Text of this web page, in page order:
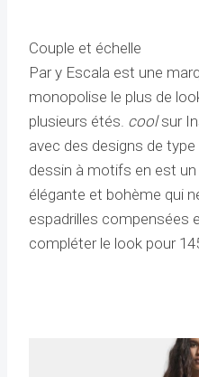
Couple et échelle
Par y Escala est une
monopolise le plus de
plusieurs étés. coolsur
avec des designs de type
dessin à motifs en est un
élégante et bohème qui
espadrilles compensées
compléter le look pour